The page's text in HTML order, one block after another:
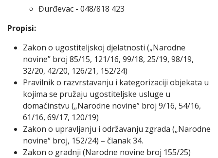
Đurđevac - 048/818 423
Propisi:
Zakon o ugostiteljskoj djelatnosti („Narodne
novine” broj 85/15, 121/16, 99/18, 25/19, 98/19,
32/20, 42/20, 126/21, 152/24)
Pravilnik o razvrstavanju i kategorizaciji objekata u
kojima se pružaju ugostiteljske usluge u
domaćinstvu („Narodne novine” broj 9/16, 54/16,
61/16, 69/17, 120/19)
Zakon o upravljanju i održavanju zgrada („Narodne
novine“ broj, 152/24) – članak 34.
Zakon o gradnji (Narodne novine broj 155/25)